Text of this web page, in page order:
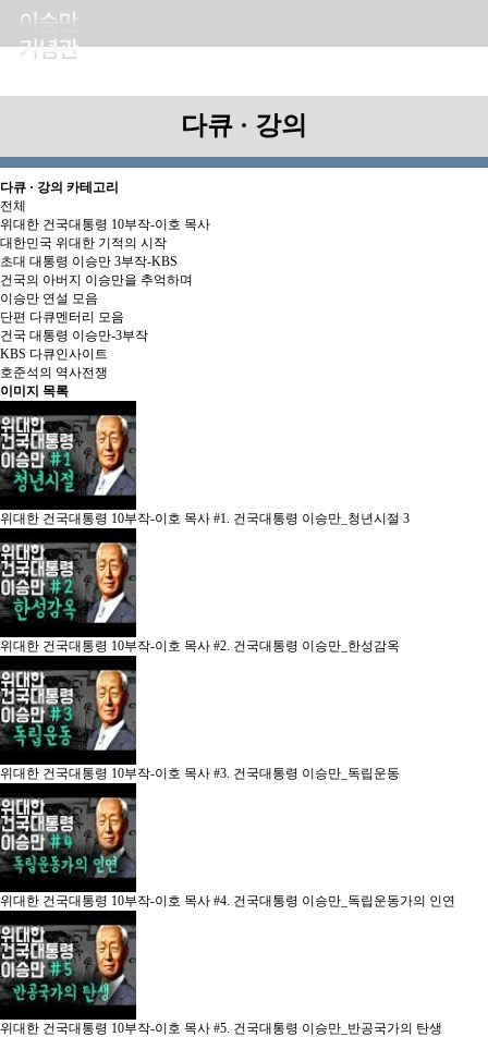
다큐 · 강의
다큐 · 강의 카테고리
전체
위대한 건국대통령 10부작-이호 목사
대한민국 위대한 기적의 시작
초대 대통령 이승만 3부작-KBS
건국의 아버지 이승만을 추억하며
이승만 연설 모음
단편 다큐멘터리 모음
건국 대통령 이승만-3부작
KBS 다큐인사이트
호준석의 역사전쟁
이미지 목록
위대한 건국대통령 10부작-이호 목사 #1. 건국대통령 이승만_청년시절 3
위대한 건국대통령 10부작-이호 목사 #2. 건국대통령 이승만_한성감옥
위대한 건국대통령 10부작-이호 목사 #3. 건국대통령 이승만_독립운동
위대한 건국대통령 10부작-이호 목사 #4. 건국대통령 이승만_독립운동가의 인연
위대한 건국대통령 10부작-이호 목사 #5. 건국대통령 이승만_반공국가의 탄생